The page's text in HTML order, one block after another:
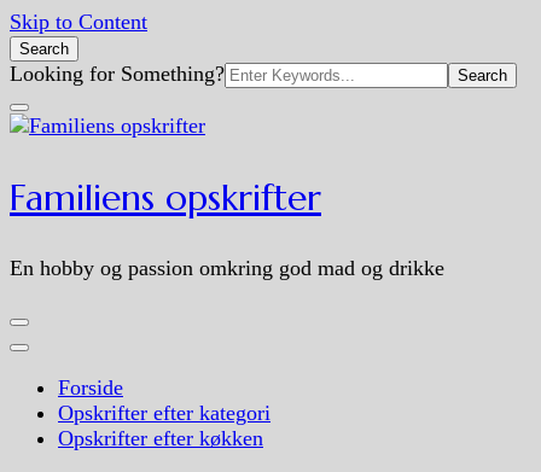
Skip to Content
Search
Search
for:
Looking for Something?
Familiens opskrifter
En hobby og passion omkring god mad og drikke
Forside
Opskrifter efter kategori
Opskrifter efter køkken